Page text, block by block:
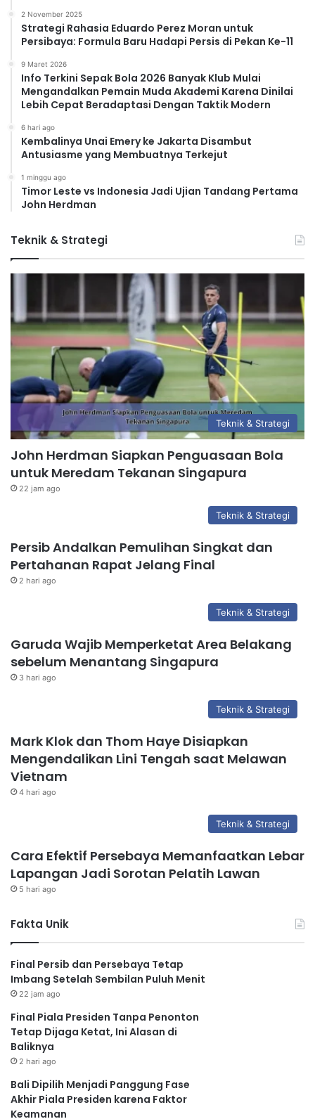
2 November 2025
Strategi Rahasia Eduardo Perez Moran untuk
Persibaya: Formula Baru Hadapi Persis di Pekan Ke-11
9 Maret 2026
Info Terkini Sepak Bola 2026 Banyak Klub Mulai
Mengandalkan Pemain Muda Akademi Karena Dinilai
Lebih Cepat Beradaptasi Dengan Taktik Modern
6 hari ago
Kembalinya Unai Emery ke Jakarta Disambut
Antusiasme yang Membuatnya Terkejut
1 minggu ago
Timor Leste vs Indonesia Jadi Ujian Tandang Pertama
John Herdman
Teknik & Strategi
Teknik & Strategi
John Herdman Siapkan Penguasaan Bola
untuk Meredam Tekanan Singapura
22 jam ago
Teknik & Strategi
Persib Andalkan Pemulihan Singkat dan
Pertahanan Rapat Jelang Final
2 hari ago
Teknik & Strategi
Garuda Wajib Memperketat Area Belakang
sebelum Menantang Singapura
3 hari ago
Teknik & Strategi
Mark Klok dan Thom Haye Disiapkan
Mengendalikan Lini Tengah saat Melawan
Vietnam
4 hari ago
Teknik & Strategi
Cara Efektif Persebaya Memanfaatkan Lebar
Lapangan Jadi Sorotan Pelatih Lawan
5 hari ago
Fakta Unik
Final Persib dan Persebaya Tetap
Imbang Setelah Sembilan Puluh Menit
22 jam ago
Final Piala Presiden Tanpa Penonton
Tetap Dijaga Ketat, Ini Alasan di
Baliknya
2 hari ago
Bali Dipilih Menjadi Panggung Fase
Akhir Piala Presiden karena Faktor
Keamanan